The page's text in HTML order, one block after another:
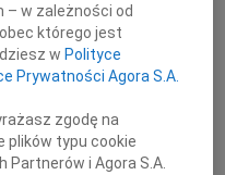
w latach 1980-2013
Nadzwyczajnego
Zmarłego
w zależności od
którego jest
w Polityce
Prywatności Agora S.A.
zgodę na
plików typu cookie
Partnerów i Agora S.A.